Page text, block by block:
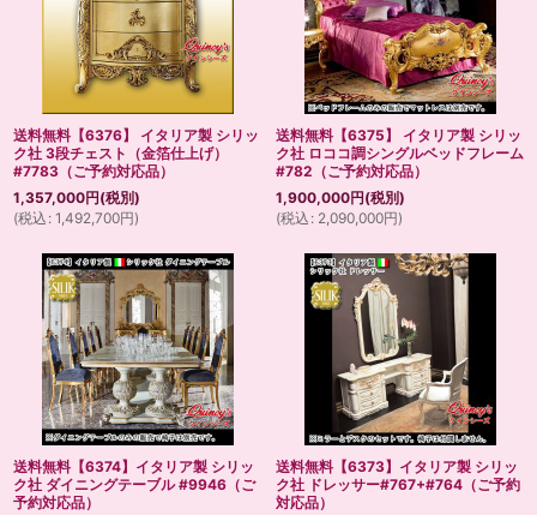
送料無料【6376】 イタリア製 シリッ
ク社 3段チェスト（金箔仕上げ）
#7783（ご予約対応品）
1,357,000円(税別)
(税込 : 1,492,700円)
送料無料【6375】 イタリア製 シリッ
ク社 ロココ調シングルベッドフレーム
#782（ご予約対応品）
1,900,000円(税別)
(税込 : 2,090,000円)
送料無料【6374】イタリア製 シリッ
ク社 ダイニングテーブル #9946（ご
予約対応品）
送料無料【6373】イタリア製 シリッ
ク社 ドレッサー#767+#764（ご予約
対応品）